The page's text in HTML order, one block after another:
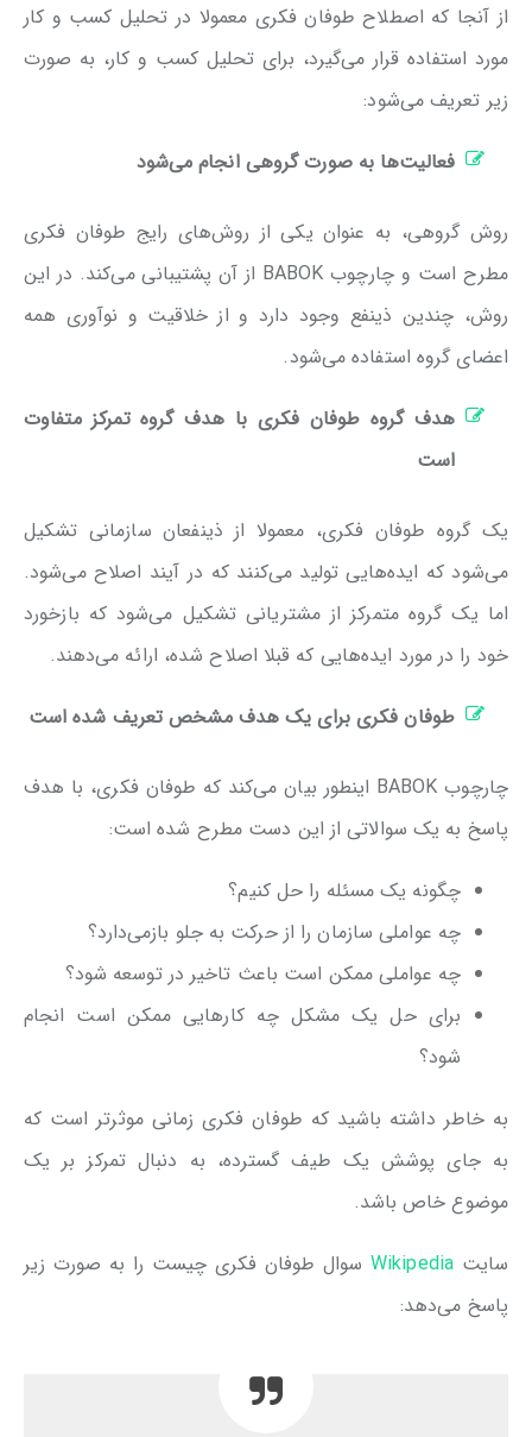
از آنجا که اصطلاح طوفان فکری معمولا در تحلیل کسب و کار
مورد استفاده قرار می‌گیرد، برای تحلیل کسب و کار، به صورت
زیر تعریف می‌شود:
فعالیت‌ها به صورت گروهی انجام می‌شود
روش گروهی، به عنوان یکی از روش‌های رایج طوفان فکری
مطرح است و چارچوب BABOK از آن پشتیبانی می‌کند. در این
روش، چندین ذینفع وجود دارد و از خلاقیت و نوآوری همه
اعضای گروه استفاده می‌شود.
هدف گروه طوفان فکری با هدف گروه تمرکز متفاوت
است
یک گروه طوفان فکری، معمولا از ذینفعان سازمانی تشکیل
می‌شود که ایده‌هایی تولید می‌کنند که در آیند اصلاح می‌شود.
اما یک گروه متمرکز از مشتریانی تشکیل می‌شود که بازخورد
خود را در مورد ایده‌هایی که قبلا اصلاح شده، ارائه می‌دهند.
طوفان فکری برای یک هدف مشخص تعریف شده است
چارچوب BABOK اینطور بیان می‌کند که طوفان فکری، با هدف
پاسخ به یک سوالاتی از این دست مطرح شده است:
چگونه یک مسئله را حل کنیم؟
چه عواملی سازمان را از حرکت به جلو بازمی‌دارد؟
چه عواملی ممکن است باعث تاخیر در توسعه شود؟
برای حل یک مشکل چه کارهایی ممکن است انجام
شود؟
به خاطر داشته باشید که طوفان فکری زمانی موثرتر است که
به جای پوشش یک طیف گسترده، به دنبال تمرکز بر یک
موضوع خاص باشد.
سایتWikipediaسوال طوفان فکری چیست را به صورت زیر
پاسخ می‌دهد: